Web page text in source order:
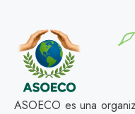
ASOECO es una